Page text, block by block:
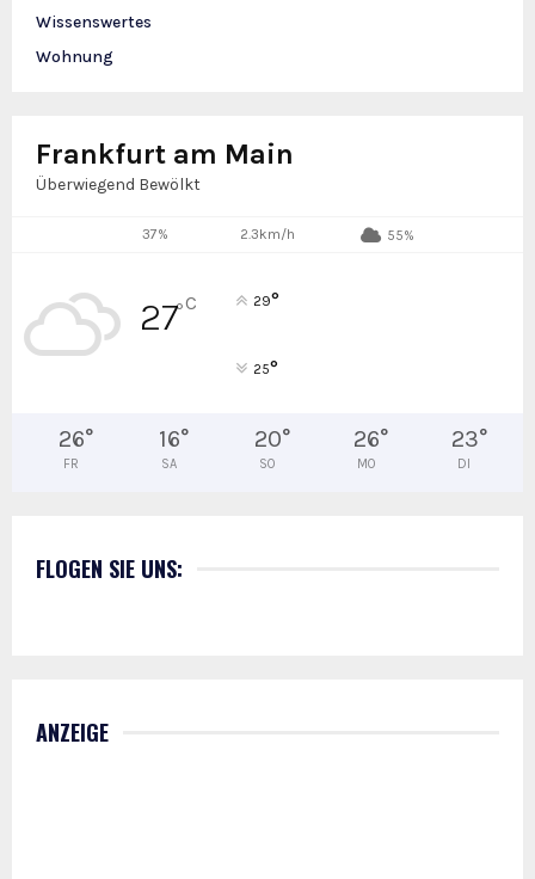
Wissenswertes
Wohnung
Frankfurt am Main
Überwiegend Bewölkt
37% 2.3km/h 55%
27°C 29°
25°
26°
FR
16°
SA
20°
SO
26°
MO
23°
DI
FLOGEN SIE UNS:
ANZEIGE